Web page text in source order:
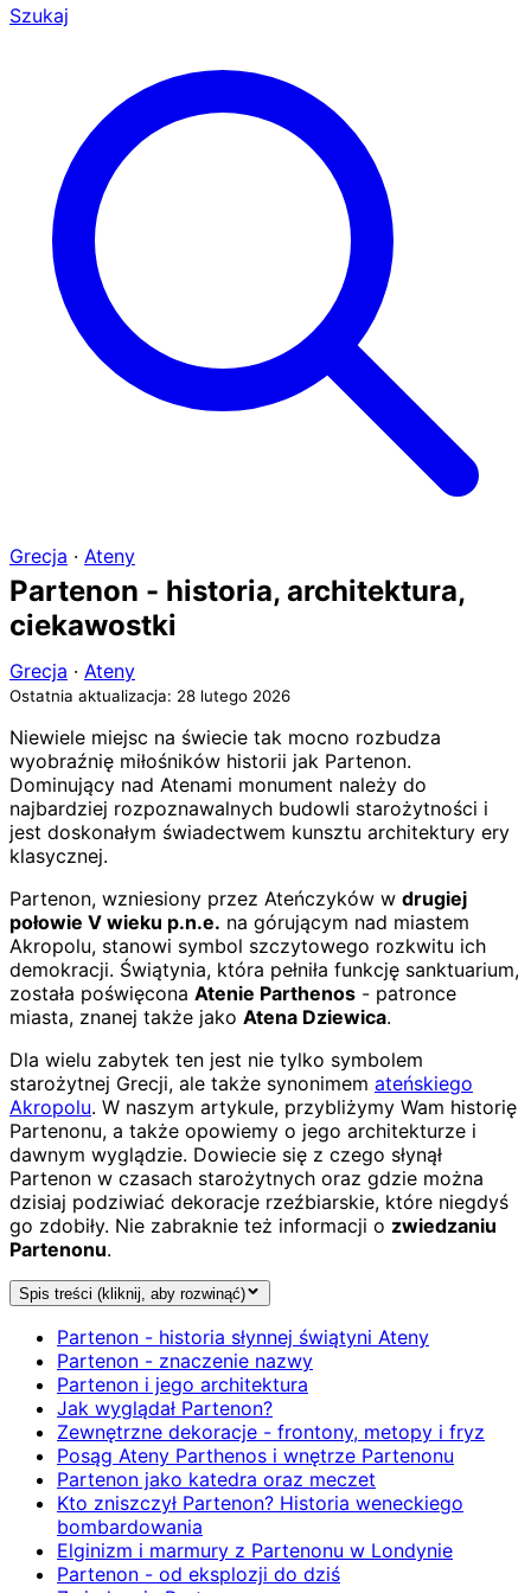
Szukaj
Grecja · Ateny
Partenon - historia, architektura,
ciekawostki
Grecja · Ateny
Ostatnia aktualizacja: 28 lutego 2026
Niewiele miejsc na świecie tak mocno rozbudza
wyobraźnię miłośników historii jak Partenon.
Dominujący nad Atenami monument należy do
najbardziej rozpoznawalnych budowli starożytności i
jest doskonałym świadectwem kunsztu architektury ery
klasycznej.
Partenon, wzniesiony przez Ateńczyków w drugiej
połowie V wieku p.n.e. na górującym nad miastem
Akropolu, stanowi symbol szczytowego rozkwitu ich
demokracji. Świątynia, która pełniła funkcję sanktuarium,
została poświęcona Atenie Parthenos - patronce
miasta, znanej także jako Atena Dziewica.
Dla wielu zabytek ten jest nie tylko symbolem
starożytnej Grecji, ale także synonimem ateńskiego
Akropolu. W naszym artykule, przybliżymy Wam historię
Partenonu, a także opowiemy o jego architekturze i
dawnym wyglądzie. Dowiecie się z czego słynął
Partenon w czasach starożytnych oraz gdzie można
dzisiaj podziwiać dekoracje rzeźbiarskie, które niegdyś
go zdobiły. Nie zabraknie też informacji o zwiedzaniu
Partenonu.
Spis treści (kliknij, aby rozwinąć)
Partenon - historia słynnej świątyni Ateny
Partenon - znaczenie nazwy
Partenon i jego architektura
Jak wyglądał Partenon?
Zewnętrzne dekoracje - frontony, metopy i fryz
Posąg Ateny Parthenos i wnętrze Partenonu
Partenon jako katedra oraz meczet
Kto zniszczył Partenon? Historia weneckiego
bombardowania
Elginizm i marmury z Partenonu w Londynie
Partenon - od eksplozji do dziś